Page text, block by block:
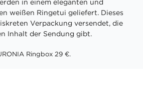
in einem eleganten und
weißen Ringetui geliefert. Dieses
Verpackung versendet, die
Inhalt der Sendung gibt.
Ringbox 29 €.